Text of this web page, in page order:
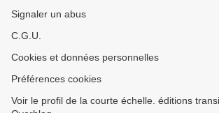
Signaler un abus
C.G.U.
Cookies et données personnelles
Préférences cookies
Voir le profil de la courte échelle. éditions